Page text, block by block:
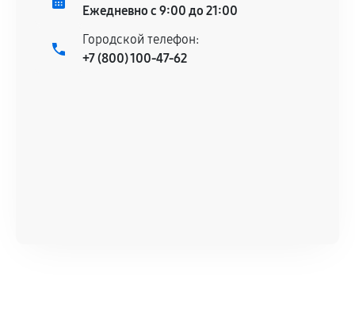
Ежедневно с 9:00 до 21:00
Городской телефон:
+7 (800) 100-47-62